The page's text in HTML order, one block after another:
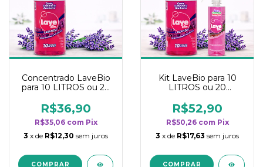
Concentrado LaveBio
para 10 LITROS ou 20
rendimento da
categoria - Lavanda
R$36,90
R$35,06 com Pix
3 x de R$12,30 sem juros
Kit LaveBio para 10
LITROS ou 20
rendimento da
categoria - Lavanda
R$52,90
R$50,26 com Pix
3 x de R$17,63 sem juros